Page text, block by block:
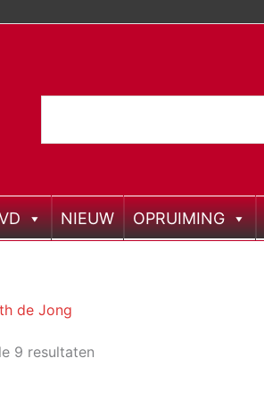
NIEUW OPRUIMING
de Jong
9 resultaten